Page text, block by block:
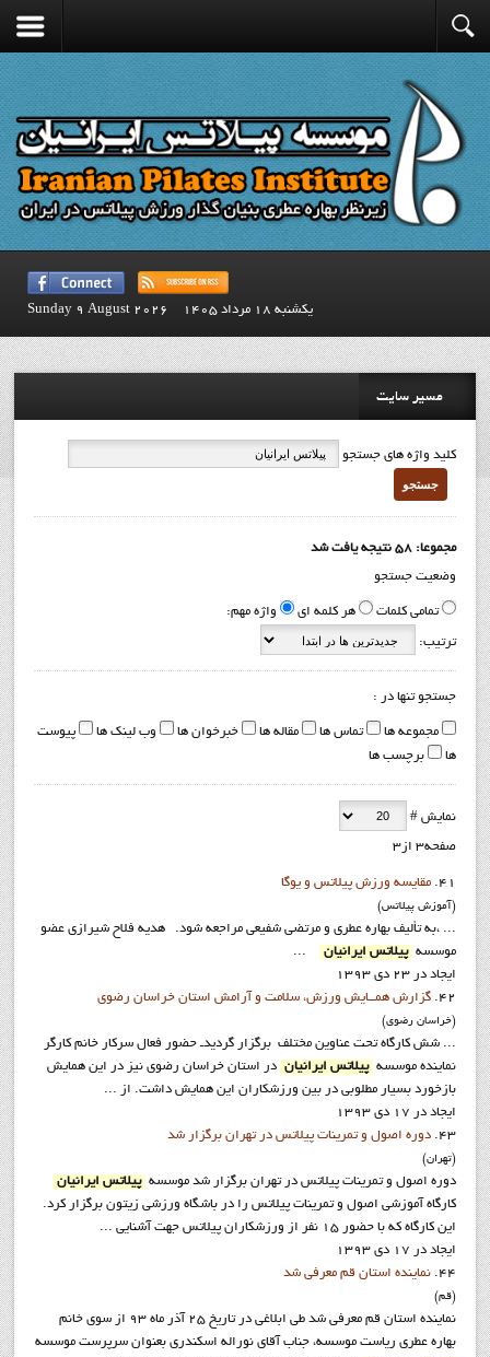
يكشنبه 18 مرداد 1405 Sunday 9 August 2026
مسیر سایت
کلید واژه های جستجو
جستجو
مجموعا: 58 نتیجه یافت شد
وضعیت جستجو
تمامی کلمات هر کلمه ای واژه مهم:
ترتیب:
جستجو تنها در :
مجموعه ها تماس ها مقاله ها خبرخوان ها وب لینک ها
پیوست
ها
برچسب ها
نمایش #
صفحه3 از3
41.
مقايسه ورزش پيلاتس و يوگا
(آموزش پيلاتس)
... ،به تأليف بهاره عطري و مرتضي شفيعي مراجعه شود. هديه فلاح شيرازي عضو
موسسه
پيلاتس ايرانيان
...
ایجاد در 23 دی 1393
42.
گزارش همــایش ورزش، سلامت و آرامش استان خراسان رضوي
(خراسان رضوي)
... شش کارگاه تحت عناوین مختلف برگزار گرديدـ حضور فعال سرکار خانم کارگر
نماينده موسسه
پيلاتس ايرانيان در استان خراسان رضوي نيز در اين همايش
بازخورد بسيار مطلوبي در بين ورزشکاران اين همايش داشت. از ...
ایجاد در 17 دی 1393
43.
دوره اصول و تمرينات پيلاتس در تهران برگزار شد
(تهران)
دوره اصول و تمرينات پيلاتس در تهران برگزار شد موسسه
پيلاتس ايرانيان
کارگاه آموزشي اصول و تمرينات پيلاتس را در باشگاه ورزشي زيتون برگزار کرد.
اين کارگاه که با حضور 15 نفر از ورزشکاران پيلاتس جهت آشنايي ...
ایجاد در 17 دی 1393
44.
نماينده استان قم معرفي شد
(قم)
نماينده استان قم معرفي شد طي ابلاغي در تاريخ 25 آذر ماه 93 از سوي خانم
بهاره عطري رياست موسسه، جناب آقاي نوراله اسکندري بعنوان سرپرست موسسه